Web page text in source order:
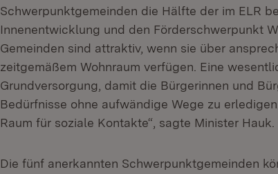
Schwerpunktgemeinden die Hälfte der im ELR
Innenentwicklung und den Förderschwerpunkt
Gemeinden sind attraktiv, wenn sie über
zeitgemäßem Wohnraum verfügen. Eine
Grundversorgung, damit die Bürgerinnen und
Bedürfnisse ohne aufwändige Wege zu
Raum für soziale Kontakte“, sagte Minister Hauk.
Die fünf anerkannten Schwerpunktgemeinden